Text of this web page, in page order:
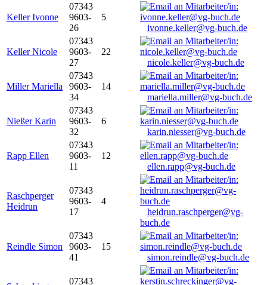
Keller Ivonne
07343
9603-
26
5
ivonne.keller@vg-buch.de
Keller Nicole
07343
9603-
27
22
nicole.keller@vg-buch.de
Miller Mariella
07343
9603-
34
14
mariella.miller@vg-buch.de
Nießer Karin
07343
9603-
32
6
karin.niesser@vg-buch.de
Rapp Ellen
07343
9603-
11
12
ellen.rapp@vg-buch.de
Raschperger
Heidrun
07343
9603-
17
4
heidrun.raschperger@vg-
buch.de
Reindle Simon
07343
9603-
41
15
simon.reindle@vg-buch.de
07343